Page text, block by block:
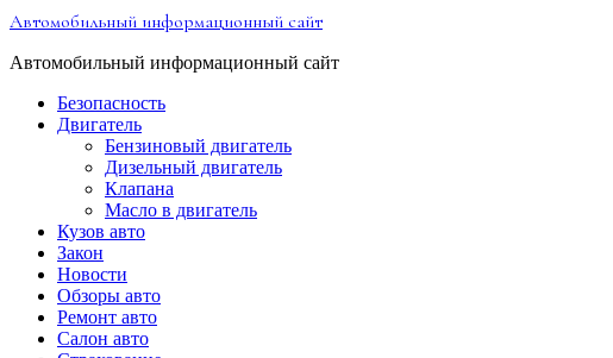
Перейти
содержимому
Автомобильный информационный сайт
Автомобильный информационный сайт
Безопасность
Двигатель
Бензиновый двигатель
Дизельный двигатель
Клапана
Масло в двигатель
Кузов авто
Закон
Новости
Обзоры авто
Ремонт авто
Салон авто